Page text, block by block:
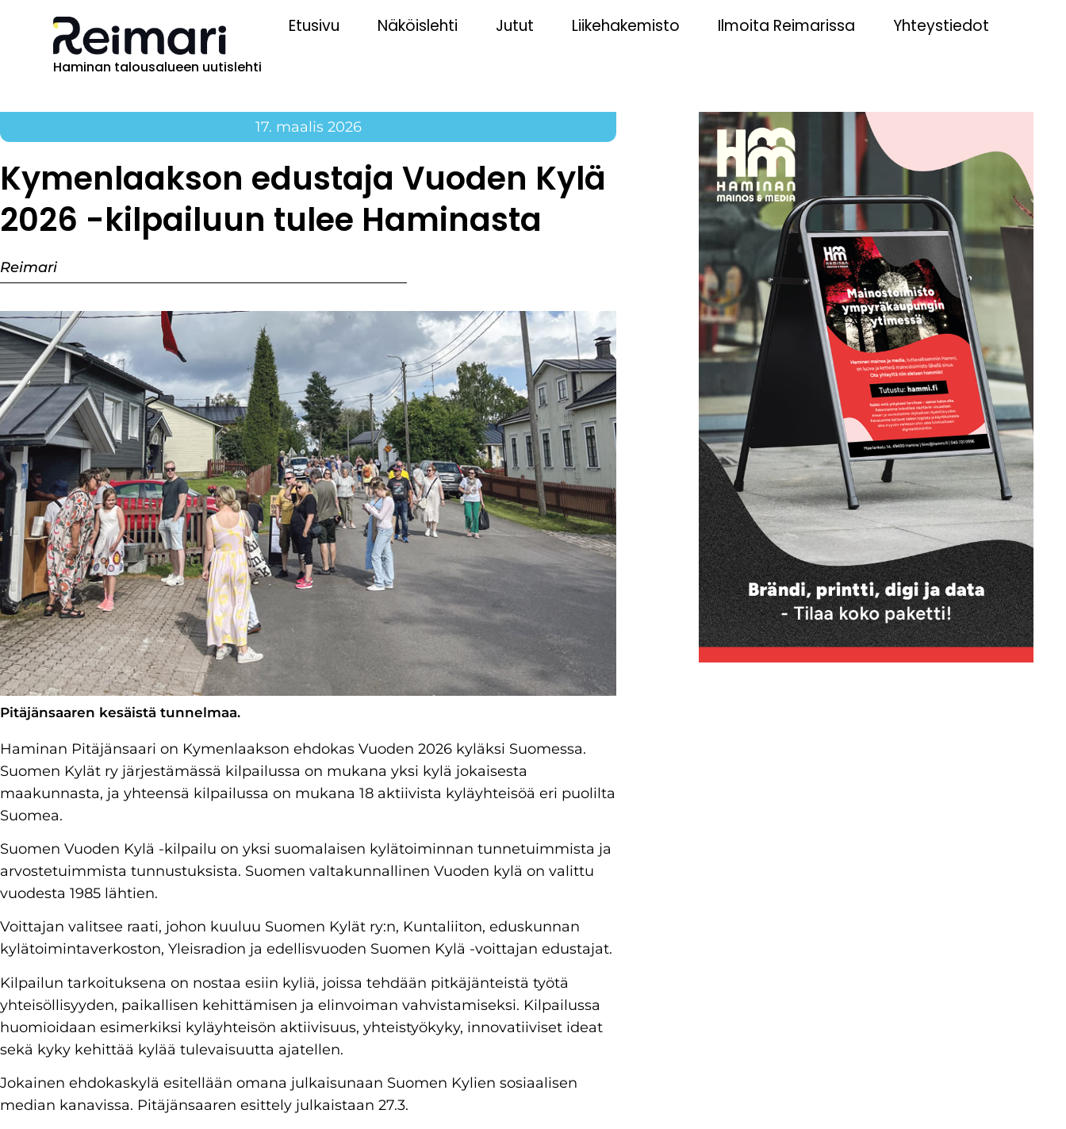
Haminan talousalueen uutislehti
Etusivu Näköislehti Jutut Liikehakemisto Ilmoita Reimarissa Yhteystiedot
17. maalis 2026
Kymenlaakson edustaja Vuoden Kylä
2026 -kilpailuun tulee Haminasta
Reimari
Pitäjänsaaren kesäistä tunnelmaa.
Haminan Pitäjänsaari on Kymenlaakson ehdokas Vuoden 2026 kyläksi Suomessa.
Suomen Kylät ry järjestämässä kilpailussa on mukana yksi kylä jokaisesta
maakunnasta, ja yhteensä kilpailussa on mukana 18 aktiivista kyläyhteisöä eri puolilta
Suomea.
Suomen Vuoden Kylä -kilpailu on yksi suomalaisen kylätoiminnan tunnetuimmista ja
arvostetuimmista tunnustuksista. Suomen valtakunnallinen Vuoden kylä on valittu
vuodesta 1985 lähtien.
Voittajan valitsee raati, johon kuuluu Suomen Kylät ry:n, Kuntaliiton, eduskunnan
kylätoimintaverkoston, Yleisradion ja edellisvuoden Suomen Kylä -voittajan edustajat.
Kilpailun tarkoituksena on nostaa esiin kyliä, joissa tehdään pitkäjänteistä työtä
yhteisöllisyyden, paikallisen kehittämisen ja elinvoiman vahvistamiseksi. Kilpailussa
huomioidaan esimerkiksi kyläyhteisön aktiivisuus, yhteistyökyky, innovatiiviset ideat
sekä kyky kehittää kylää tulevaisuutta ajatellen.
Jokainen ehdokaskylä esitellään omana julkaisunaan Suomen Kylien sosiaalisen
median kanavissa. Pitäjänsaaren esittely julkaistaan 27.3.